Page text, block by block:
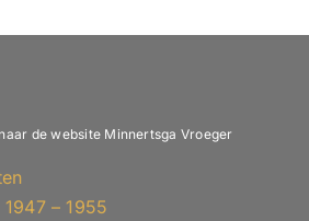
de website Minnertsga Vroeger
– 1955